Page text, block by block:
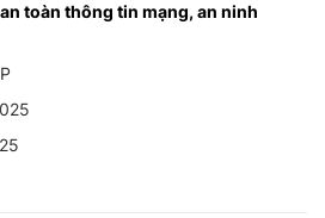
toàn thông tin mạng, an ninh